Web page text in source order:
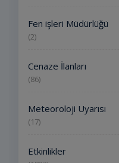
Fen işleri Müdürlüğü
(2)
Cenaze İlanları
(86)
Meteoroloji Uyarısı
(17)
Etkinlikler